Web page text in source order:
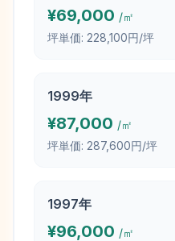
¥69,000 /㎡
坪単価: 228,100円/坪
1999年
¥87,000 /㎡
坪単価: 287,600円/坪
1997年
¥96,000 /㎡